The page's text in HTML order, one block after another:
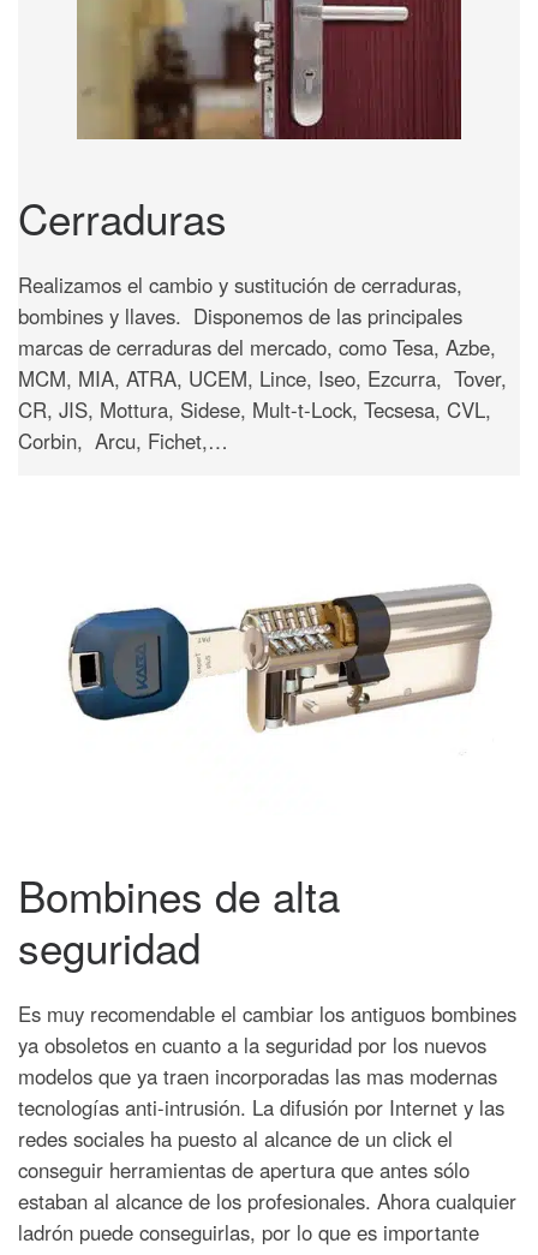
Cerraduras
Realizamos el cambio y sustitución de cerraduras,
bombines y llaves. Disponemos de las principales
marcas de cerraduras del mercado, como Tesa, Azbe,
MCM, MIA, ATRA, UCEM, Lince, Iseo, Ezcurra, Tover,
CR, JIS, Mottura, Sidese, Mult-t-Lock, Tecsesa, CVL,
Corbin, Arcu, Fichet,…
Bombines de alta
seguridad
Es muy recomendable el cambiar los antiguos bombines
ya obsoletos en cuanto a la seguridad por los nuevos
modelos que ya traen incorporadas las mas modernas
tecnologías anti-intrusión. La difusión por Internet y las
redes sociales ha puesto al alcance de un click el
conseguir herramientas de apertura que antes sólo
estaban al alcance de los profesionales. Ahora cualquier
ladrón puede conseguirlas, por lo que es importante